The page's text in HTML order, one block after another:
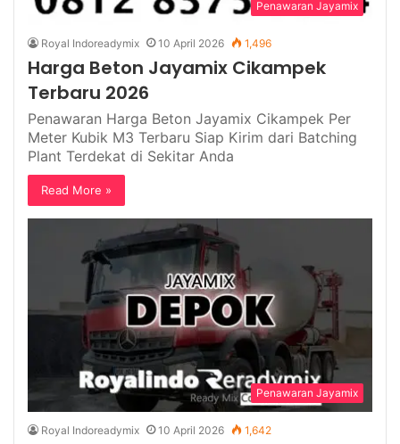
Penawaran Jayamix
Royal Indoreadymix 10 April 2026 1,496
Harga Beton Jayamix Cikampek
Terbaru 2026
Penawaran Harga Beton Jayamix Cikampek Per
Meter Kubik M3 Terbaru Siap Kirim dari Batching
Plant Terdekat di Sekitar Anda
Read More »
Penawaran Jayamix
Royal Indoreadymix 10 April 2026 1,642